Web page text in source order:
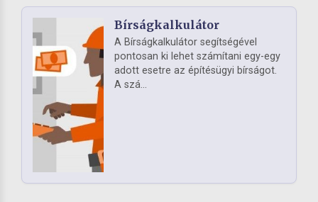
Bírságkalkulátor
A Bírságkalkulátor segítségével
pontosan ki lehet számítani egy-egy
adott esetre az építésügyi bírságot.
A szá...